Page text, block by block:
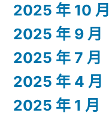
2025 年 10 月
2025 年 9 月
2025 年 7 月
2025 年 4 月
2025 年 1 月